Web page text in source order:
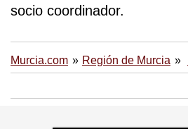
socio coordinador.
Murcia.com Región de Murcia